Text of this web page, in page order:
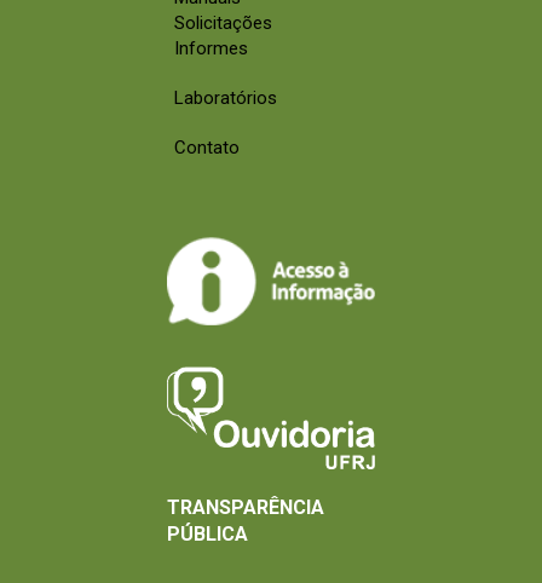
Solicitações
Informes
Laboratórios
Contato
TRANSPARÊNCIA
PÚBLICA